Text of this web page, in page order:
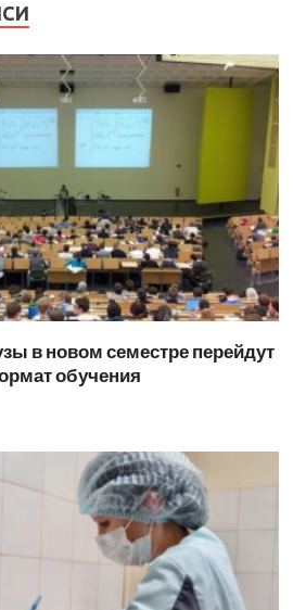
в новом семестре перейдут
обучения